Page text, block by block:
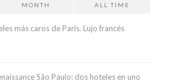
MONTH ALL TIME
más caros de París. Lujo francés
São Paulo: dos hoteles en uno